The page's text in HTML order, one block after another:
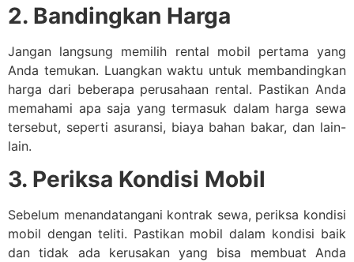
2. Bandingkan Harga
Jangan langsung memilih rental mobil pertama yang
Anda temukan. Luangkan waktu untuk membandingkan
harga dari beberapa perusahaan rental. Pastikan Anda
memahami apa saja yang termasuk dalam harga sewa
tersebut, seperti asuransi, biaya bahan bakar, dan lain-
lain.
3. Periksa Kondisi Mobil
Sebelum menandatangani kontrak sewa, periksa kondisi
mobil dengan teliti. Pastikan mobil dalam kondisi baik
dan tidak ada kerusakan yang bisa membuat Anda